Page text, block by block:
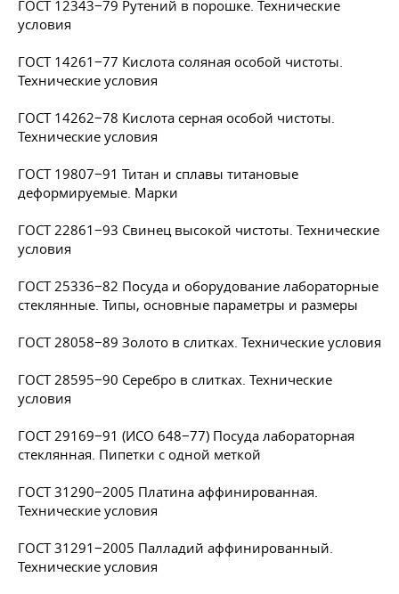
ГОСТ 12343−79 Рутений в порошке. Технические
условия
ГОСТ 14261−77 Кислота соляная особой чистоты.
Технические условия
ГОСТ 14262−78 Кислота серная особой чистоты.
Технические условия
ГОСТ 19807−91 Титан и сплавы титановые
деформируемые. Марки
ГОСТ 22861−93 Свинец высокой чистоты. Технические
условия
ГОСТ 25336−82 Посуда и оборудование лабораторные
стеклянные. Типы, основные параметры и размеры
ГОСТ 28058−89 Золото в слитках. Технические условия
ГОСТ 28595−90 Серебро в слитках. Технические
условия
ГОСТ 29169−91 (ИСО 648−77) Посуда лабораторная
стеклянная. Пипетки с одной меткой
ГОСТ 31290−2005 Платина аффинированная.
Технические условия
ГОСТ 31291−2005 Палладий аффинированный.
Технические условия